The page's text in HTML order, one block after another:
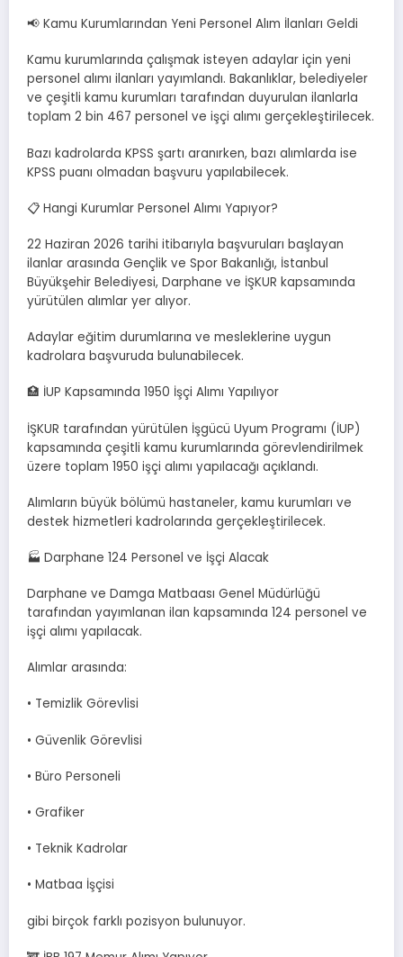
📢 Kamu Kurumlarından Yeni Personel Alım İlanları Geldi
Kamu kurumlarında çalışmak isteyen adaylar için yeni
personel alımı ilanları yayımlandı. Bakanlıklar, belediyeler
ve çeşitli kamu kurumları tarafından duyurulan ilanlarla
toplam 2 bin 467 personel ve işçi alımı gerçekleştirilecek.
Bazı kadrolarda KPSS şartı aranırken, bazı alımlarda ise
KPSS puanı olmadan başvuru yapılabilecek.
📋 Hangi Kurumlar Personel Alımı Yapıyor?
22 Haziran 2026 tarihi itibarıyla başvuruları başlayan
ilanlar arasında Gençlik ve Spor Bakanlığı, İstanbul
Büyükşehir Belediyesi, Darphane ve İŞKUR kapsamında
yürütülen alımlar yer alıyor.
Adaylar eğitim durumlarına ve mesleklerine uygun
kadrolara başvuruda bulunabilecek.
🏥 İUP Kapsamında 1950 İşçi Alımı Yapılıyor
İŞKUR tarafından yürütülen İşgücü Uyum Programı (İUP)
kapsamında çeşitli kamu kurumlarında görevlendirilmek
üzere toplam 1950 işçi alımı yapılacağı açıklandı.
Alımların büyük bölümü hastaneler, kamu kurumları ve
destek hizmetleri kadrolarında gerçekleştirilecek.
🏭 Darphane 124 Personel ve İşçi Alacak
Darphane ve Damga Matbaası Genel Müdürlüğü
tarafından yayımlanan ilan kapsamında 124 personel ve
işçi alımı yapılacak.
Alımlar arasında:
• Temizlik Görevlisi
• Güvenlik Görevlisi
• Büro Personeli
• Grafiker
• Teknik Kadrolar
• Matbaa İşçisi
gibi birçok farklı pozisyon bulunuyor.